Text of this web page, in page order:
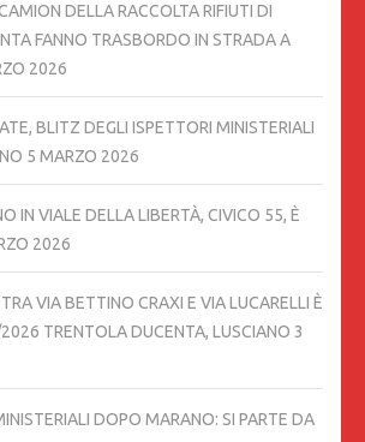
DELLA RACCOLTA RIFIUTI DI
FANNO TRASBORDO IN STRADA A
2026
BLITZ DEGLI ISPETTORI MINISTERIALI
5 MARZO 2026
IN VIALE DELLA LIBERTÀ, CIVICO 55, È
2026
VIA BETTINO CRAXI E VIA LUCARELLI È
TRENTOLA DUCENTA, LUSCIANO 3
DOPO MARANO: SI PARTE DA